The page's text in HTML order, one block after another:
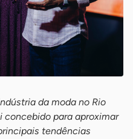
da moda no Rio
concebido para aproximar
tendências